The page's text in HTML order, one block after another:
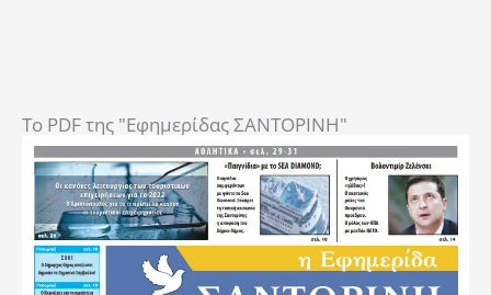
To PDF της "Εφημερίδας ΣΑΝΤΟΡΙΝΗ"